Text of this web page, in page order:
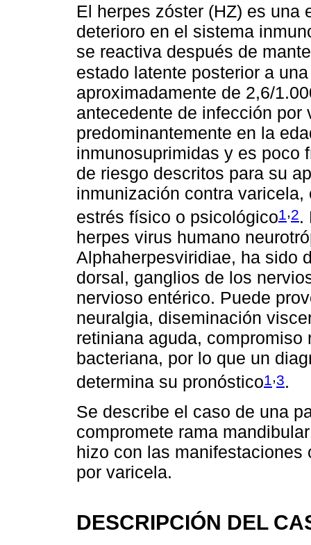
El herpes zóster (HZ) es una
deterioro en el sistema
se reactiva después de
estado latente posterior a
aproximadamente de 2,6/
antecedente de infección por
predominantemente en la
inmunosuprimidas y es poco
de riesgo descritos para su
inmunización contra
estrés físico o psicológico1,2.
herpes virus humano
Alphaherpesviridiae, ha sido
dorsal, ganglios de los
nervioso entérico. Puede
neuralgia, diseminación
retiniana aguda,
bacteriana, por lo que un
determina su pronóstico1 ,3.
Se describe el caso de una
compromete rama
hizo con las
por varicela.
DESCRIPCIÓN DEL